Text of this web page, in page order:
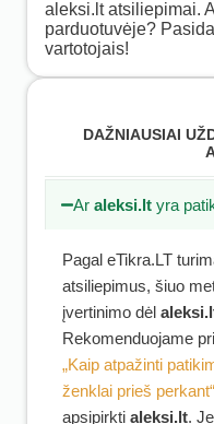
aleksi.lt atsiliepimai.
parduotuvėje?
vartotojais!
DAŽNIAUSIAI
Araleksi.lt yra
Pagal eTikra.LT
atsiliepimus, šiuo
įvertinimo dėl
Rekomenduojame
„Kaip atpažinti
ženklai prieš perkant“
apsipirkti aleksi.lt.